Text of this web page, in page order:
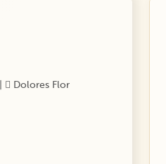
Dolores Flor